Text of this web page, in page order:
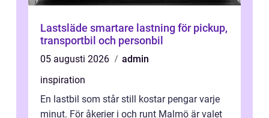
Lastsläde smartare lastning för pickup,
transportbil och personbil
05 augusti 2026
admin
inspiration
En lastbil som står still kostar pengar varje
minut. För åkerier i och runt Malmö är valet